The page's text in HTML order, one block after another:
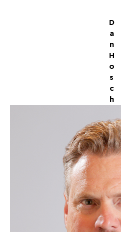
D
a
n
H
o
s
c
h